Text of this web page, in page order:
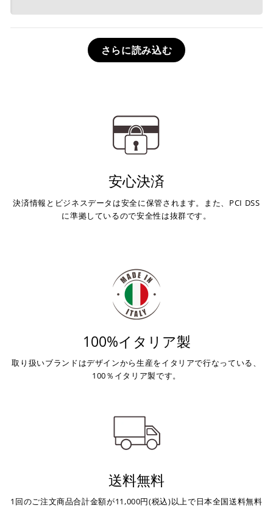
さらに読み込む
安心決済
決済情報とビジネスデータは安全に保管されます。また、PCI DSS
に準拠しているので安全性は抜群です。
100%イタリア製
取り扱いブランドはデザインから生産をイタリアで行なっている、
100％イタリア製です。
送料無料
1回のご注文商品合計金額が11,000円(税込)以上で日本全国送料無料